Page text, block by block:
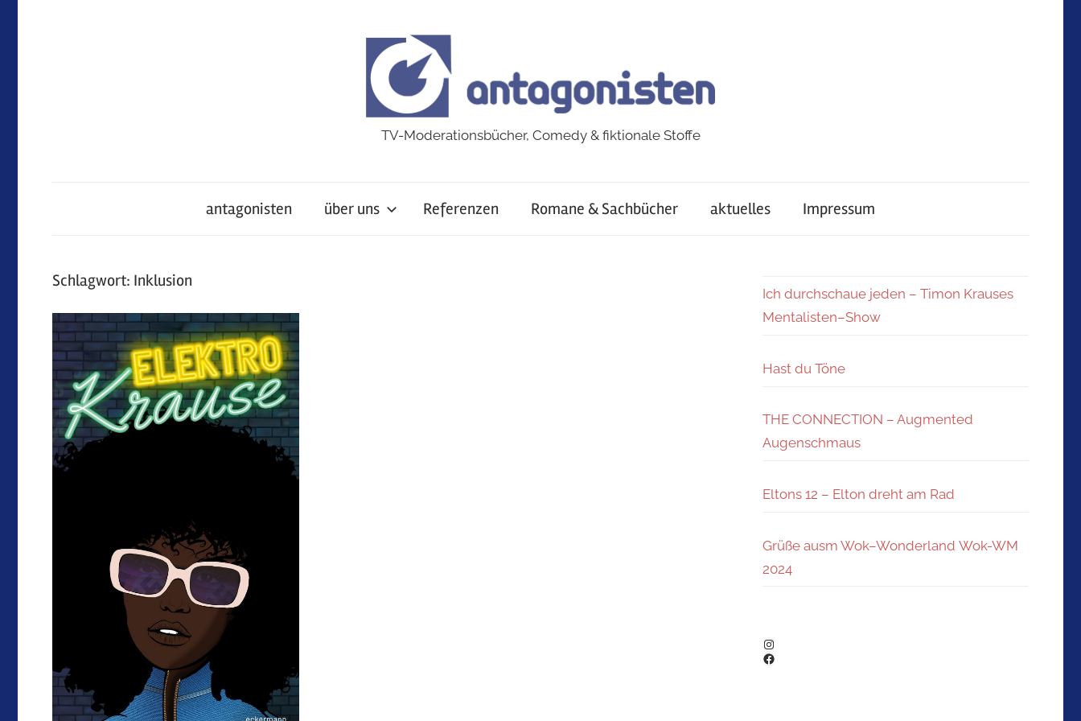
TV-Moderationsbücher, Comedy & fiktionale Stoffe
antagonisten über uns Referenzen Romane & Sachbücher aktuelles Impressum
Schlagwort: Inklusion
Ich durchschaue jeden – Timon Krauses
Mentalisten–Show
Hast du Töne
THE CONNECTION – Augmented
Augenschmaus
Eltons 12 – Elton dreht am Rad
Grüße ausm Wok–Wonderland Wok-WM
2024
Instagram
Facebook